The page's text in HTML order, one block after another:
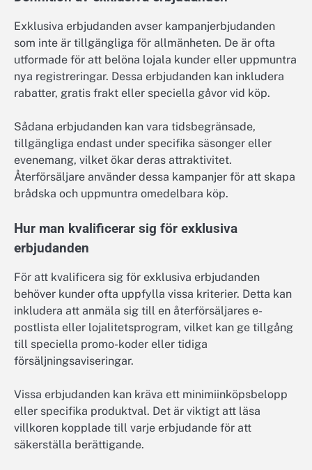
Exklusiva erbjudanden avser kampanjerbjudanden
som inte är tillgängliga för allmänheten. De är ofta
utformade för att belöna lojala kunder eller uppmuntra
nya registreringar. Dessa erbjudanden kan inkludera
rabatter, gratis frakt eller speciella gåvor vid köp.
Sådana erbjudanden kan vara tidsbegränsade,
tillgängliga endast under specifika säsonger eller
evenemang, vilket ökar deras attraktivitet.
Återförsäljare använder dessa kampanjer för att skapa
brådska och uppmuntra omedelbara köp.
Hur man kvalificerar sig för exklusiva
erbjudanden
För att kvalificera sig för exklusiva erbjudanden
behöver kunder ofta uppfylla vissa kriterier. Detta kan
inkludera att anmäla sig till en återförsäljares e-
postlista eller lojalitetsprogram, vilket kan ge tillgång
till speciella promo-koder eller tidiga
försäljningsaviseringar.
Vissa erbjudanden kan kräva ett minimiinköpsbelopp
eller specifika produktval. Det är viktigt att läsa
villkoren kopplade till varje erbjudande för att
säkerställa berättigande.